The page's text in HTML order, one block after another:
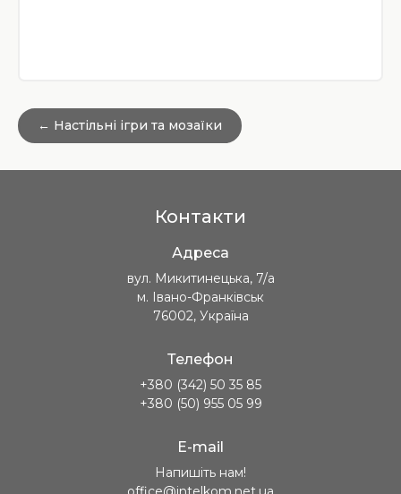
← Настільні ігри та мозаїки
Контакти
Адреса
вул. Микитинецька, 7/а
м. Івано-Франківськ
76002, Україна
Телефон
+380 (342) 50 35 85
+380 (50) 955 05 99
E-mail
Напишіть нам!